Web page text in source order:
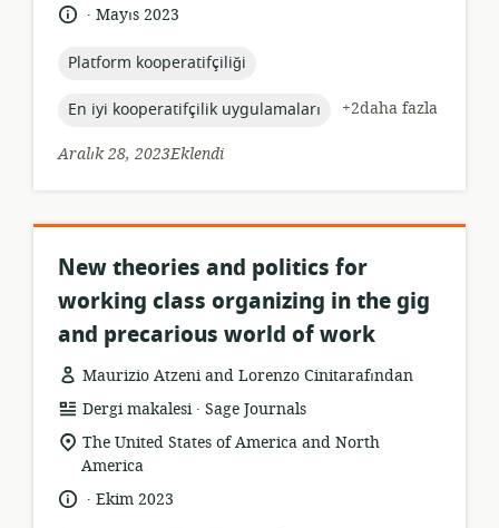
Dil: .
YayınMayıs 2023
topic:
Platform kooperatifçiliği
topic:
En iyi kooperatifçilik uygulamaları
+2daha fazla
Aralık 28, 2023Eklendi
New theories and politics for
working class organizing in the gig
and precarious world of work
Maurizio Atzeni and Lorenzo Cinitarafından
Kaynak
formatı:
Dergi makalesi .
yayıncı:
Sage Journals
Uygunluk
konumu:
The United States of America and North
America
Dil: .
YayınEkim 2023